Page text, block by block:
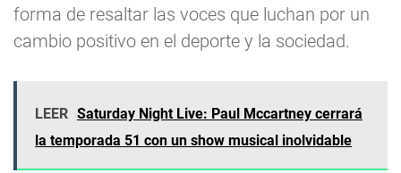
forma de resaltar las voces que luchan por un
cambio positivo en el deporte y la sociedad.
LEER Saturday Night Live: Paul Mccartney cerrará
la temporada 51 con un show musical inolvidable